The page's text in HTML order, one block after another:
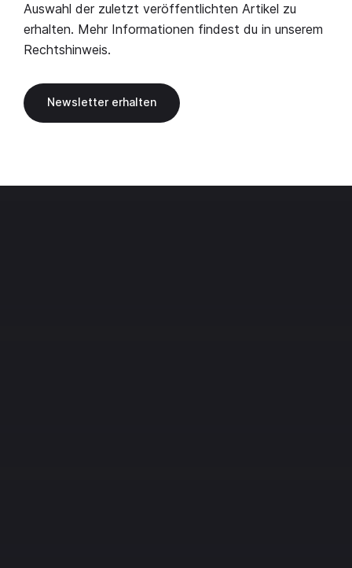
Auswahl der zuletzt veröffentlichten Artikel zu
erhalten. Mehr Informationen findest du in unserem
Rechtshinweis.